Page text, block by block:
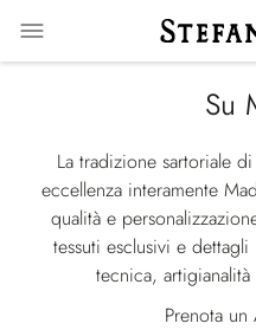
Su
La tradizione sartoriale
eccellenza interamente
qualità e
tessuti esclusivi e
tecnica,
Prenota